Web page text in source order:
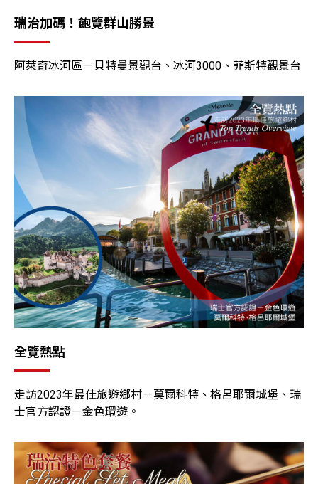
瑞治加碼！飽覽群山勝景
阿萊奇冰河區－貝特曼景觀台、冰河3000、菲斯特觀景台
全覽熱點
走訪2023年最佳旅遊鄉村－莫爾科特、格呂耶爾城堡、瑞
士官方認證－金色環遊。